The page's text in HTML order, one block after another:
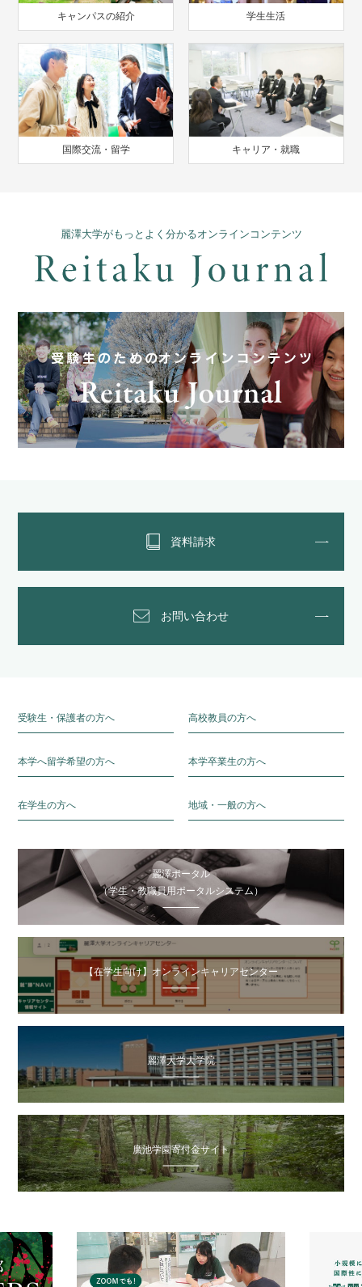
キャンパスの紹介 学生生活
国際交流・留学 キャリア・就職
麗澤大学がもっとよく分かるオンラインコンテンツ
資料請求
お問い合わせ
受験生・保護者の方へ 高校教員の方へ
本学へ留学希望の方へ 本学卒業生の方へ
在学生の方へ 地域・一般の方へ
麗澤ポータル
（学生・教職員用ポータルシステム）
【在学生向け】オンラインキャリアセンター
麗澤大学大学院
廣池学園寄付金サイト